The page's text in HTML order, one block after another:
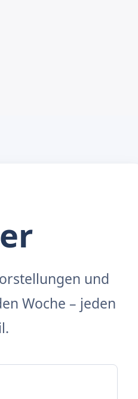
und
Woche – jeden